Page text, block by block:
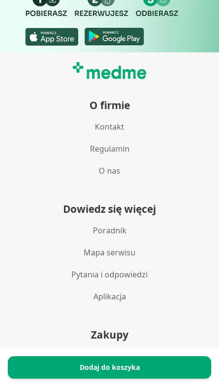
Dodaj do koszyka
O firmie
Kontakt
Regulamin
O nas
Dowiedz się więcej
Poradnik
Mapa serwisu
Pytania i odpowiedzi
Aplikacja
Zakupy
Polityka prywatności
Reklamacje i zwroty